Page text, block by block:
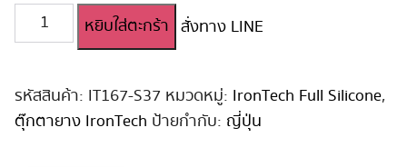
จำนวน
ตุ๊กตา
ญี่ปุ่น
Irontech
Full
หยิบใส่ตะกร้า สั่งทาง LINE
รหัสสินค้า: IT167-S37 หมวดหมู่: IronTech Full Silicone,
ตุ๊กตายาง IronTech ป้ายกำกับ: ญี่ปุ่น